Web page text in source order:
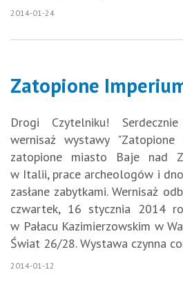
2014-01-24
Zatopione
Drogi Czytelniku!
wernisaż wystawy "Zatopione
zatopione miasto Baje nad
w Italii, prace archeologów i
zasłane zabytkami. Wernisaż
czwartek, 16 stycznia 2014
w Pałacu Kazimierzowskim w
Świat 26/28. Wystawa czynna
2014-01-12